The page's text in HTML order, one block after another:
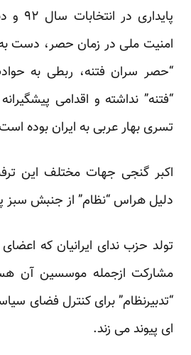
امنیت ملی در زمان حصر، دست به
“فتنه” نداشته و اقدامی
تسری بهار عربی به ایران بوده
اکبر گنجی جهات مختلف این
دلیل هراس “نظام” از جنبش سبز
تولد حزب ندای ایرانیان که
مشارکت ازجمله موسسین آن
“تدبیرنظام” برای کنترل فضای
ای پیوند می زند.